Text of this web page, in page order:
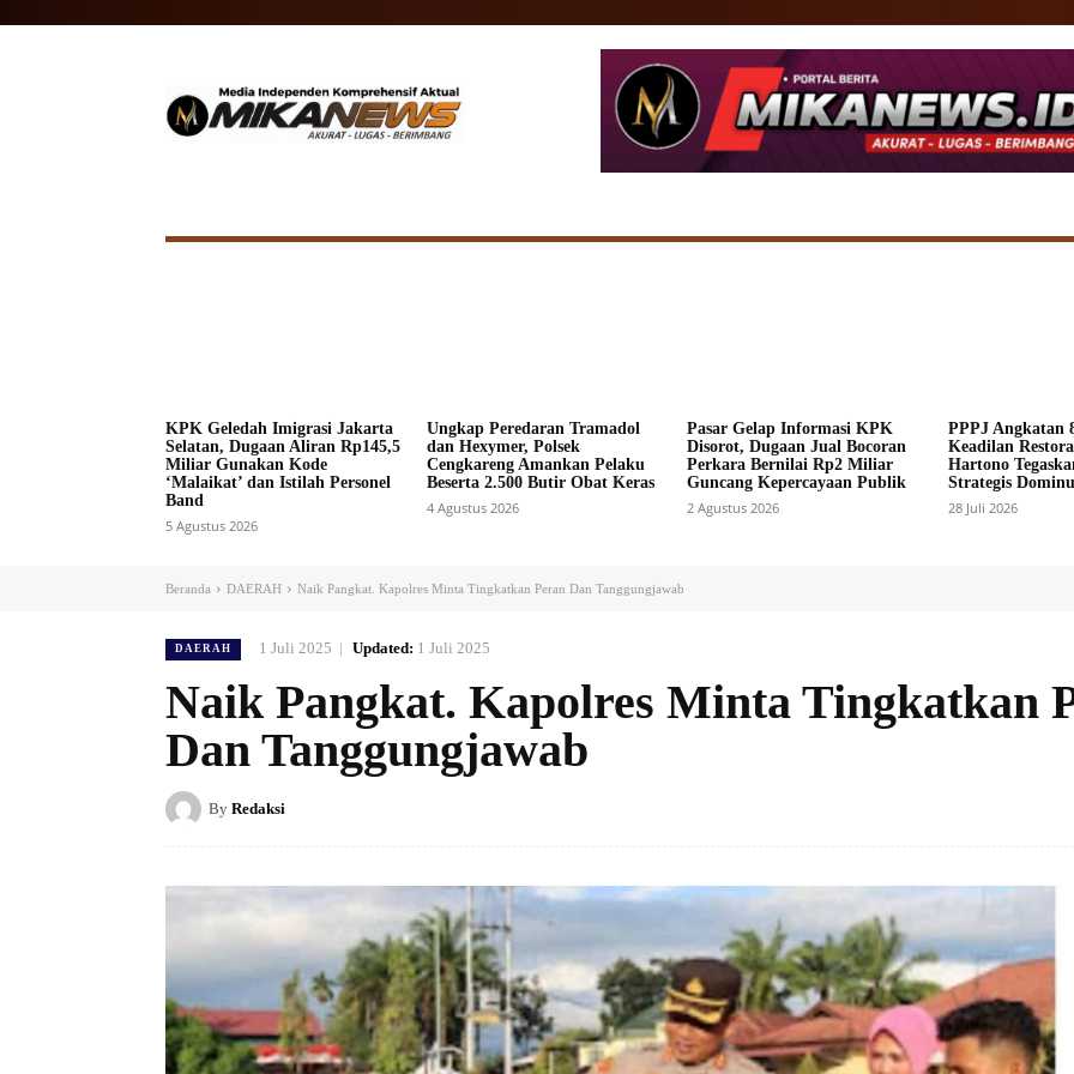
KPK Geledah Imigrasi Jakarta
Selatan, Dugaan Aliran Rp145,5
Miliar Gunakan Kode
‘Malaikat’ dan Istilah Personel
Band
5 Agustus 2026
Ungkap Peredaran Tramadol
dan Hexymer, Polsek
Cengkareng Amankan Pelaku
Beserta 2.500 Butir Obat Keras
4 Agustus 2026
Pasar Gelap Informasi KPK
Disorot, Dugaan Jual Bocoran
Perkara Bernilai Rp2 Miliar
Guncang Kepercayaan Publik
2 Agustus 2026
PPPJ Angkatan
Keadilan
Hartono
Strategis
28 Juli 2026
Beranda DAERAH Naik Pangkat. Kapolres Minta Tingkatkan Peran Dan Tanggungjawab
DAERAH 1 Juli 2025 Updated: 1 Juli 2025
Naik Pangkat. Kapolres Minta Tingkatkan
Dan Tanggungjawab
By Redaksi